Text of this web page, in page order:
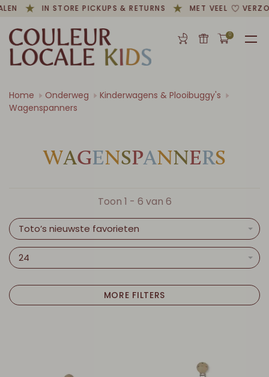
IN STORE PICKUPS & RETURNS MET VEEL
0
Home Onderweg
Kinderwagens & Plooibuggy's
Wagenspanners
WAGENSPANNERS
Toon 1 - 6 van 6
Toto’s nieuwste favorieten
24
MORE FILTERS